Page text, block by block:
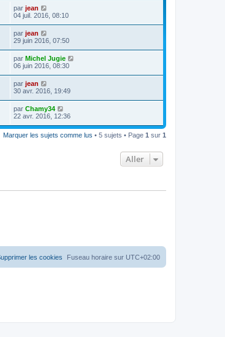
par jean
04 juil. 2016, 08:10
par jean
29 juin 2016, 07:50
par Michel Jugie
06 juin 2016, 08:30
par jean
30 avr. 2016, 19:49
par Chamy34
22 avr. 2016, 12:36
Marquer les sujets comme lus • 5 sujets • Page 1 sur 1
Aller
Fuseau horaire sur UTC+02:00
les cookies